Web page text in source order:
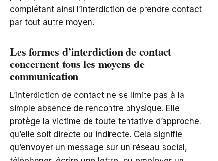
complétant ainsi l’interdiction de prendre contact
par tout autre moyen.
Les formes d’interdiction de contact
concernent tous les moyens de
communication
L’interdiction de contact ne se limite pas à la
simple absence de rencontre physique. Elle
protège la victime de toute tentative d’approche,
qu’elle soit directe ou indirecte. Cela signifie
qu’envoyer un message sur un réseau social,